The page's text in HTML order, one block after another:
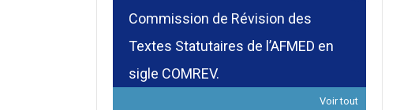
Commission de Révision des
Textes Statutaires de l’AFMED en
sigle COMREV.
Voir tout